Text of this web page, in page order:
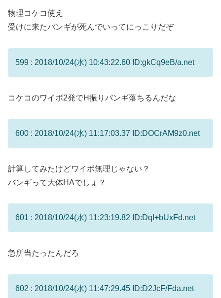
物理コケコ使え
受けに来たバンギが死んでいってにっこりだぞ
599 : 2018/10/24(水) 10:43:22.60 ID:gkCq9eB/a.net
コケコのワイボ2発でH振りバンギ落ちるんだな
600 : 2018/10/24(水) 11:17:03.37 ID:DOCrAM9z0.net
計算してみたけどワイボ無理じゃない？
バンギって大体HAでしょ？
601 : 2018/10/24(水) 11:23:19.82 ID:DqI+bUxFd.net
急所当たったんだろ
602 : 2018/10/24(水) 11:47:29.45 ID:D2JcF/Fda.net